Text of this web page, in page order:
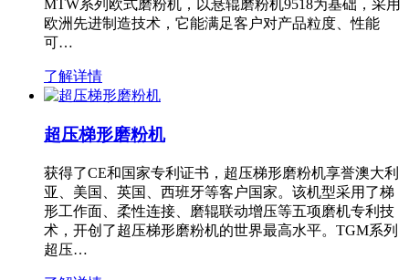
MTW系列欧式磨粉机，以悬辊磨粉机9518为基础，采用
欧洲先进制造技术，它能满足客户对产品粒度、性能
可…
了解详情
超压梯形磨粉机
获得了CE和国家专利证书，超压梯形磨粉机享誉澳大利
亚、美国、英国、西班牙等客户国家。该机型采用了梯
形工作面、柔性连接、磨辊联动增压等五项磨机专利技
术，开创了超压梯形磨粉机的世界最高水平。TGM系列
超压…